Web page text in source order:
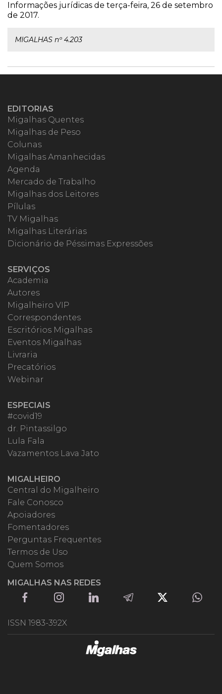
Informações jurídicas de terça-feira, 26 de setembro
de 2017.
MIGALHAS nº 4.203
EDITORIAS
Migalhas Quentes
Migalhas de Peso
Colunas
Migalhas Amanhecidas
Agenda
Mercado de Trabalho
Migalhas dos Leitores
Pílulas
TV Migalhas
Migalhas Literárias
Dicionário de Péssimas Expressões
SERVIÇOS
Academia
Autores
Migalheiro VIP
Correspondentes
Escritórios Migalhas
Eventos Migalhas
Livraria
Precatórios
Webinar
ESPECIAIS
#covid19
dr. Pintassilgo
Lula Fala
Vazamentos Lava Jato
MIGALHEIRO
Central do Migalheiro
Fale Conosco
Apoiadores
Fomentadores
Perguntas Frequentes
Termos de Uso
Quem Somos
MIGALHAS NAS REDES
ISSN 1983-392X